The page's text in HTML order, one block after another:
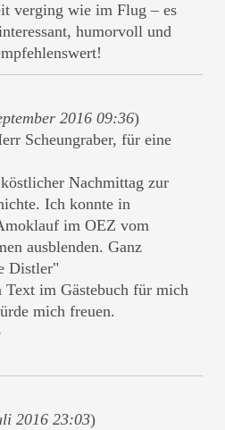
verging wie im Flug – es
humorvoll und
2016 09:36)
Scheungraber, für eine
Nachmittag zur
Ich konnte in
im OEZ vom
ausblenden. Ganz
Distler"
Text im Gästebuch für mich
mich freuen.
2016 23:03)